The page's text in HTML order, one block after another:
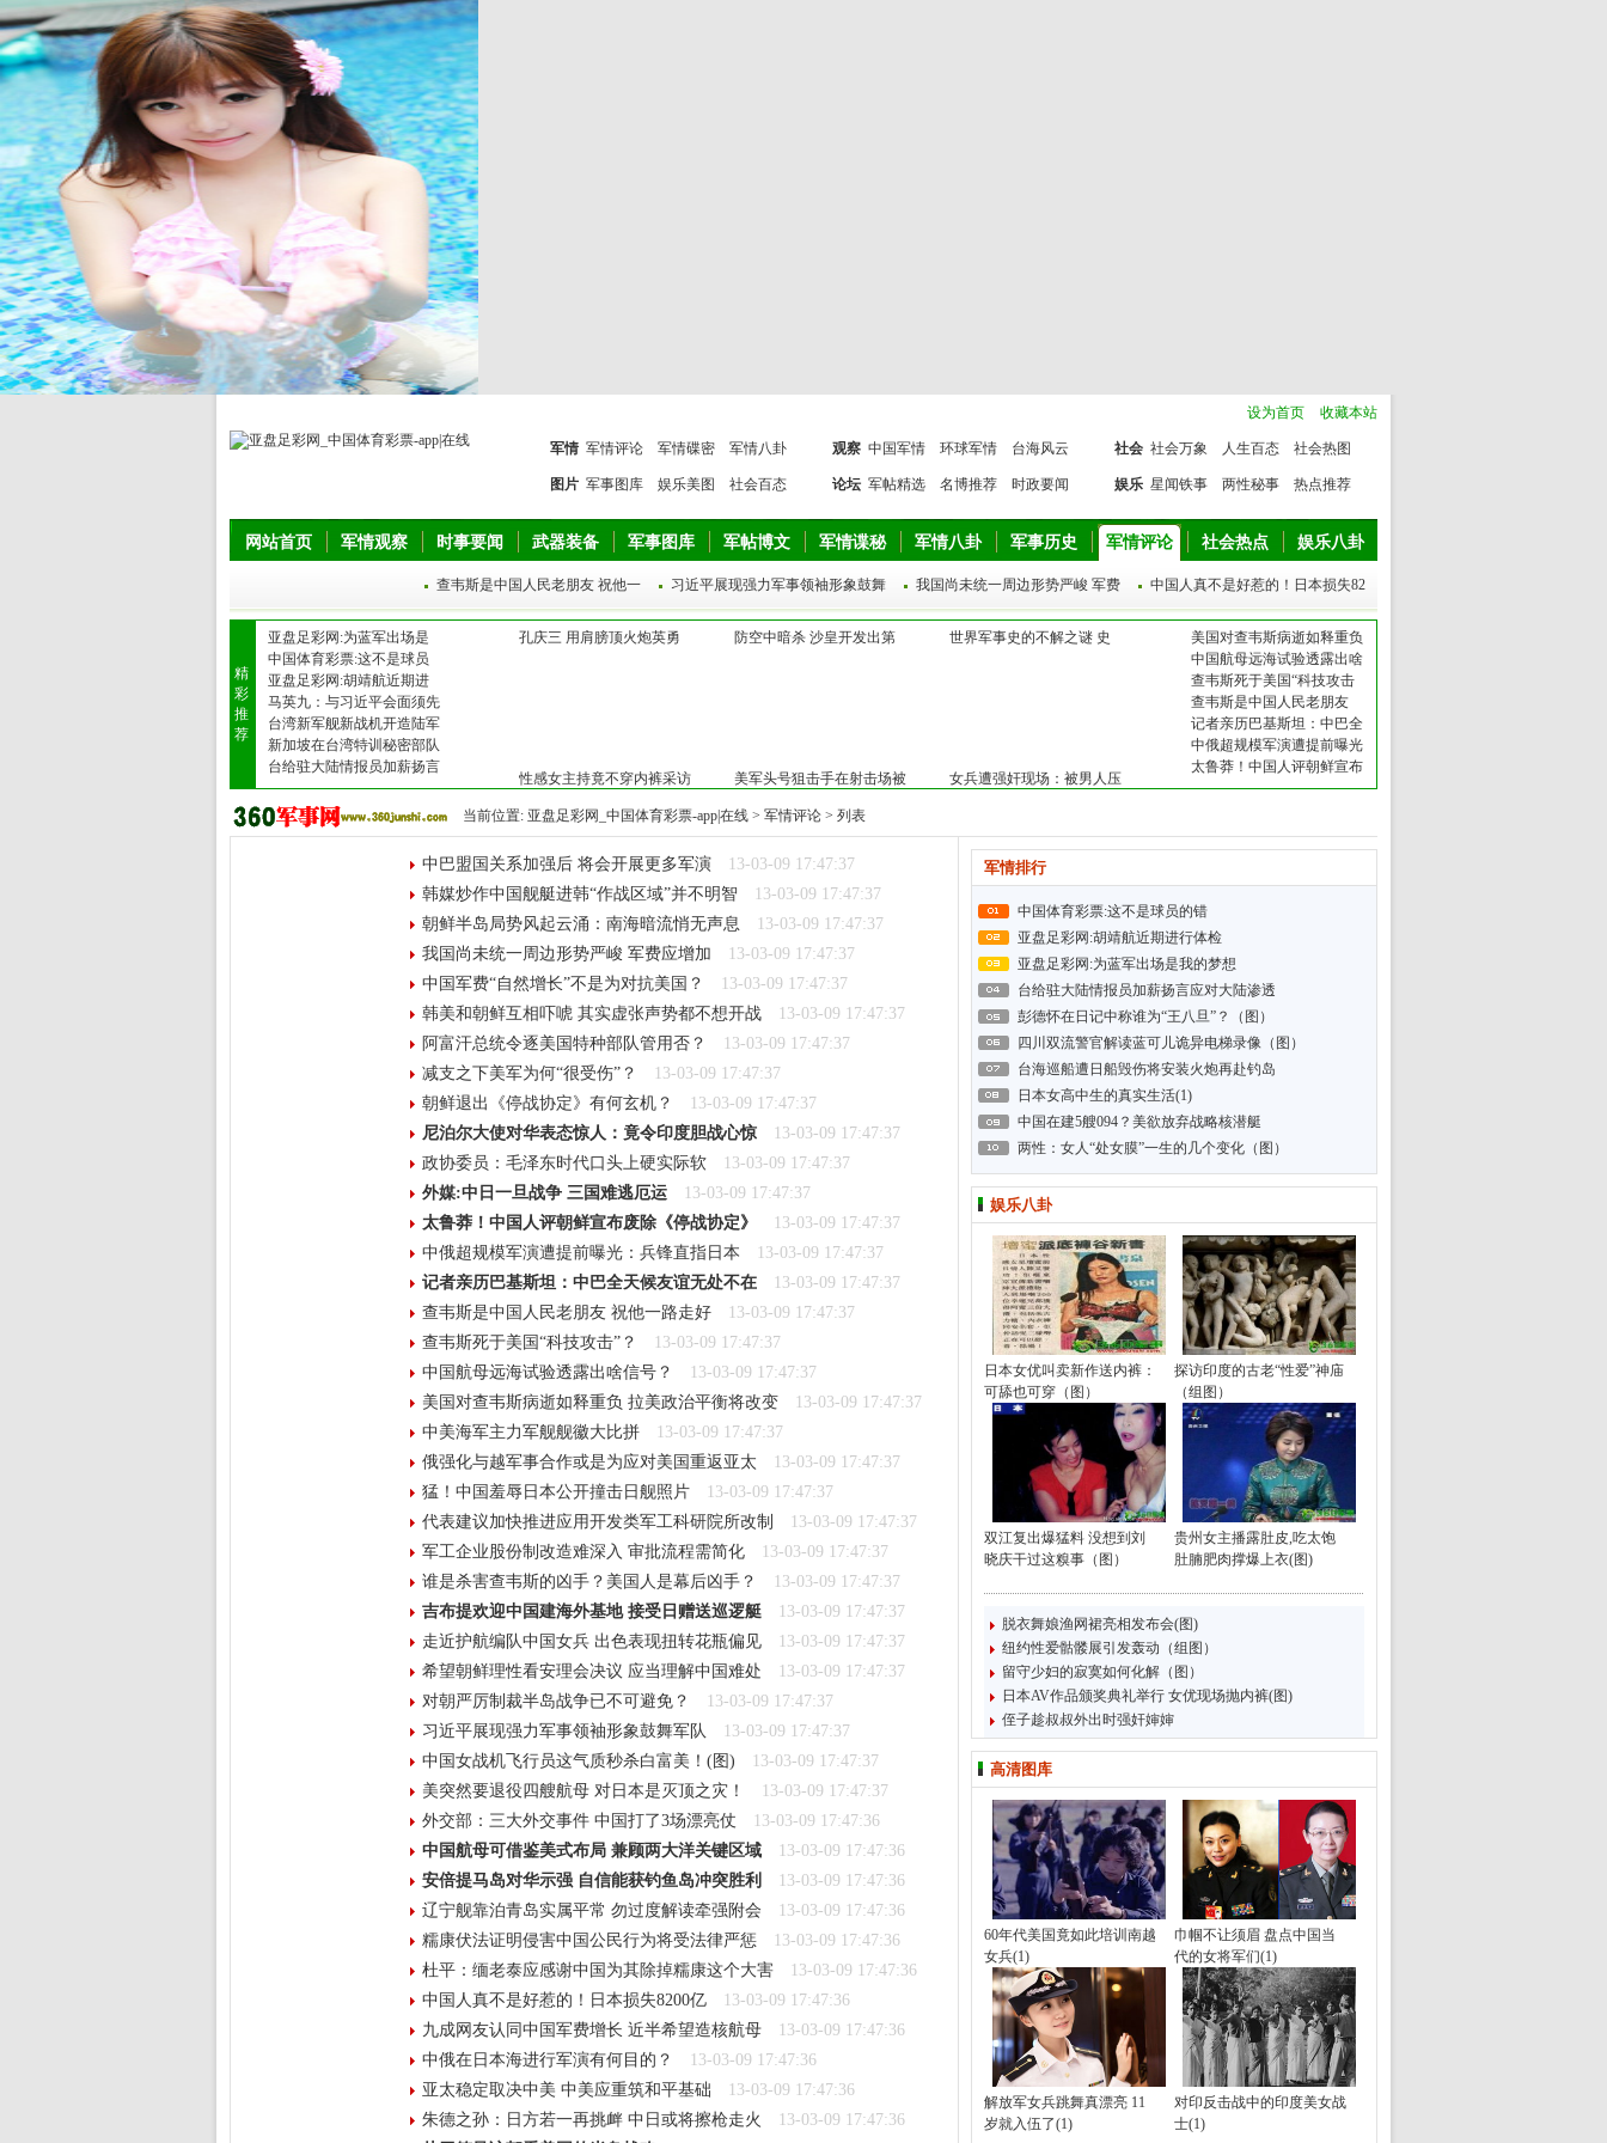
设为首页 收藏本站
军情 军情评论 军情碟密 军情八卦
图片 军事图库 娱乐美图 社会百态
观察 中国军情 环球军情 台海风云
论坛 军帖精选 名博推荐 时政要闻
社会 社会万象 人生百态 社会热图
娱乐 星闻铁事 两性秘事 热点推荐
网站首页 军情观察 时事要闻 武器装备 军事图库 军帖博文 军情谍秘 军情八卦 军事历史 军情评论 社会热点 娱乐八卦
查韦斯是中国人民老朋友 祝他一 习近平展现强力军事领袖形象鼓舞 我国尚未统一周边形势严峻 军费 中国人真不是好惹的！日本损失82
精
彩
推
荐
亚盘足彩网:为蓝军出场是
中国体育彩票:这不是球员
亚盘足彩网:胡靖航近期进
马英九：与习近平会面须先
台湾新军舰新战机开造陆军
新加坡在台湾特训秘密部队
台给驻大陆情报员加薪扬言
美国对查韦斯病逝如释重负
中国航母远海试验透露出啥
查韦斯死于美国“科技攻击
查韦斯是中国人民老朋友
记者亲历巴基斯坦：中巴全
中俄超规模军演遭提前曝光
太鲁莽！中国人评朝鲜宣布
孔庆三 用肩膀顶火炮英勇 防空中暗杀 沙皇开发出第 世界军事史的不解之谜 史
性感女主持竟不穿内裤采访 美军头号狙击手在射击场被 女兵遭强奸现场：被男人压
当前位置: 亚盘足彩网_中国体育彩票-app|在线 > 军情评论 > 列表
军情排行
中国体育彩票:这不是球员的错
亚盘足彩网:胡靖航近期进行体检
亚盘足彩网:为蓝军出场是我的梦想
台给驻大陆情报员加薪扬言应对大陆渗透
彭德怀在日记中称谁为“王八旦”？（图）
四川双流警官解读蓝可儿诡异电梯录像（图）
台海巡船遭日船毁伤将安装火炮再赴钓岛
日本女高中生的真实生活(1)
中国在建5艘094？美欲放弃战略核潜艇
两性：女人“处女膜”一生的几个变化（图）
娱乐八卦
日本女优叫卖新作送内裤：
可舔也可穿（图）
探访印度的古老“性爱”神庙
（组图）
双江复出爆猛料 没想到刘
晓庆干过这糗事（图）
贵州女主播露肚皮,吃太饱
肚腩肥肉撑爆上衣(图)
脱衣舞娘渔网裙亮相发布会(图)
纽约性爱骷髅展引发轰动（组图）
留守少妇的寂寞如何化解（图）
日本AV作品颁奖典礼举行 女优现场抛内裤(图)
侄子趁叔叔外出时强奸婶婶
高清图库
60年代美国竟如此培训南越
女兵(1)
巾帼不让须眉 盘点中国当
代的女将军们(1)
解放军女兵跳舞真漂亮 11
岁就入伍了(1)
对印反击战中的印度美女战
士(1)
中巴盟国关系加强后 将会开展更多军演
13-03-09 17:47:37
韩媒炒作中国舰艇进韩“作战区域”并不明智
13-03-09 17:47:37
朝鲜半岛局势风起云涌：南海暗流悄无声息
13-03-09 17:47:37
我国尚未统一周边形势严峻 军费应增加
13-03-09 17:47:37
中国军费“自然增长”不是为对抗美国？
13-03-09 17:47:37
韩美和朝鲜互相吓唬 其实虚张声势都不想开战
13-03-09 17:47:37
阿富汗总统令逐美国特种部队管用否？
13-03-09 17:47:37
减支之下美军为何“很受伤”？
13-03-09 17:47:37
朝鲜退出《停战协定》有何玄机？
13-03-09 17:47:37
尼泊尔大使对华表态惊人：竟令印度胆战心惊
13-03-09 17:47:37
政协委员：毛泽东时代口头上硬实际软
13-03-09 17:47:37
外媒:中日一旦战争 三国难逃厄运
13-03-09 17:47:37
太鲁莽！中国人评朝鲜宣布废除《停战协定》
13-03-09 17:47:37
中俄超规模军演遭提前曝光：兵锋直指日本
13-03-09 17:47:37
记者亲历巴基斯坦：中巴全天候友谊无处不在
13-03-09 17:47:37
查韦斯是中国人民老朋友 祝他一路走好
13-03-09 17:47:37
查韦斯死于美国“科技攻击”？
13-03-09 17:47:37
中国航母远海试验透露出啥信号？
13-03-09 17:47:37
美国对查韦斯病逝如释重负 拉美政治平衡将改变
13-03-09 17:47:37
中美海军主力军舰舰徽大比拼
13-03-09 17:47:37
俄强化与越军事合作或是为应对美国重返亚太
13-03-09 17:47:37
猛！中国羞辱日本公开撞击日舰照片
13-03-09 17:47:37
代表建议加快推进应用开发类军工科研院所改制
13-03-09 17:47:37
军工企业股份制改造难深入 审批流程需简化
13-03-09 17:47:37
谁是杀害查韦斯的凶手？美国人是幕后凶手？
13-03-09 17:47:37
吉布提欢迎中国建海外基地 接受日赠送巡逻艇
13-03-09 17:47:37
走近护航编队中国女兵 出色表现扭转花瓶偏见
13-03-09 17:47:37
希望朝鲜理性看安理会决议 应当理解中国难处
13-03-09 17:47:37
对朝严厉制裁半岛战争已不可避免？
13-03-09 17:47:37
习近平展现强力军事领袖形象鼓舞军队
13-03-09 17:47:37
中国女战机飞行员这气质秒杀白富美！(图)
13-03-09 17:47:37
美突然要退役四艘航母 对日本是灭顶之灾！
13-03-09 17:47:37
外交部：三大外交事件 中国打了3场漂亮仗
13-03-09 17:47:36
中国航母可借鉴美式布局 兼顾两大洋关键区域
13-03-09 17:47:36
安倍提马岛对华示强 自信能获钓鱼岛冲突胜利
13-03-09 17:47:36
辽宁舰靠泊青岛实属平常 勿过度解读牵强附会
13-03-09 17:47:36
糯康伏法证明侵害中国公民行为将受法律严惩
13-03-09 17:47:36
杜平：缅老泰应感谢中国为其除掉糯康这个大害
13-03-09 17:47:36
中国人真不是好惹的！日本损失8200亿
13-03-09 17:47:36
九成网友认同中国军费增长 近半希望造核航母
13-03-09 17:47:36
中俄在日本海进行军演有何目的？
13-03-09 17:47:36
亚太稳定取决中美 中美应重筑和平基础
13-03-09 17:47:36
朱德之孙：日方若一再挑衅 中日或将擦枪走火
13-03-09 17:47:36